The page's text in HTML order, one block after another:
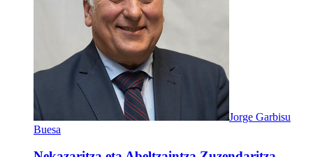
Jorge Garbisu
Buesa